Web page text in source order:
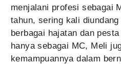
menjalani profesi sebagai
tahun, sering kali
berbagai hajatan dan
hanya sebagai MC, Meli
kemampuannya dalam